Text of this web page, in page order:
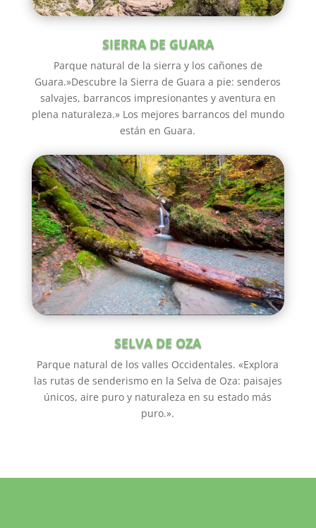
SIERRA DE GUARA
Parque natural de la sierra y los cañones de
Guara.»Descubre la Sierra de Guara a pie: senderos
salvajes, barrancos impresionantes y aventura en
plena naturaleza.» Los mejores barrancos del mundo
están en Guara.
SELVA DE OZA
Parque natural de los valles Occidentales. «Explora
las rutas de senderismo en la Selva de Oza: paisajes
únicos, aire puro y naturaleza en su estado más
puro.».